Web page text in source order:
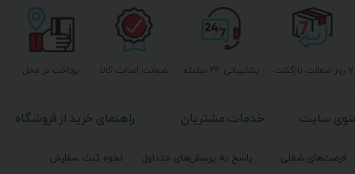
پشتیبانی ۲۴ ساعته پرداخت در محل ۷ روز ضمانت بازگشت ضمانت اصالت کالا
راهنمای خرید از فروشگاه
نحوه ثبت سفارش
خدمات مشتریان
پاسخ به پرسش‌های متداول
سایت
فرصت‌های شغلی